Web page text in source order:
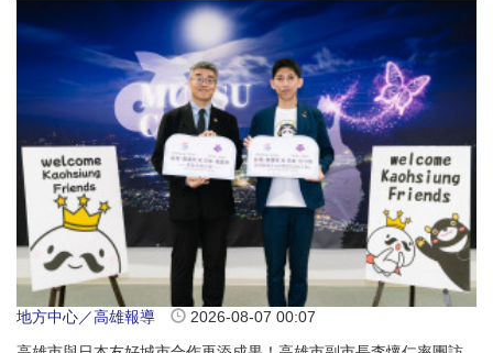
大公開
(08:00)
高雄凱旋青樹社宅43零星戶招租 8/10至
8/31受理申請(07:00)
飛傲科技「機器人創新中心」進駐高軟
陳其邁：歡迎投資高雄，盼共同茁壯
(22:51)
台高鐵首部新世代N700ST列車8/15抵
台 高市府8/16前多景點亮橘燈光慶賀
(22:07)
高市都委會審議通過捷運黃線Y8站聯開計
畫案 盼打造高雄科技產學基地(22:34)
地方中心／高雄報導
2026-08-07 00:07